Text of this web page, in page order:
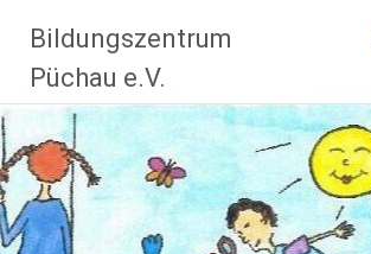
Inhalt
springen
Bildungszentrum
Püchau e.V.